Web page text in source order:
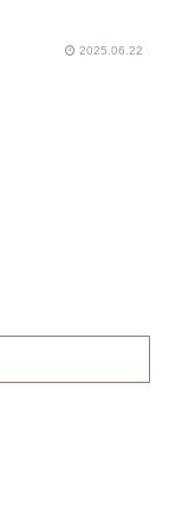
2025.06.22